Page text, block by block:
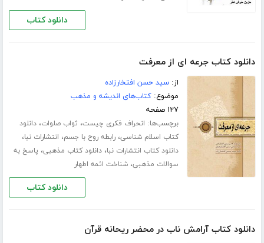
دانلود کتاب
دانلود کتاب جرعه ای از معرفت
از:سید حسن افتخارزاده
موضوع:کتاب‌های اندیشه و مذهب
۱۲۷ صفحه
برچسب‌ها: انحراف فکری چیست، ثواب صلوات،دانلود
کتاب اسلام شناسی،رابطه روح با جسم، انتشارات نبا،
دانلود کتاب انتشارات نبا،دانلود کتاب مذهبی، پاسخ به
سوالات مذهبی،شناخت ائمه اطهار
دانلود کتاب
دانلود کتاب آرامش ناب در محضر ریحانه قرآن